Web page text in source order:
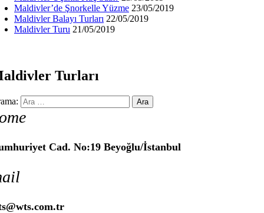
Maldivler’de Şnorkelle Yüzme 23/05/2019
Maldivler Balayı Turları 22/05/2019
Maldivler Turu 21/05/2019
Turları
Cad. No:19 Beyoğlu/İstanbul